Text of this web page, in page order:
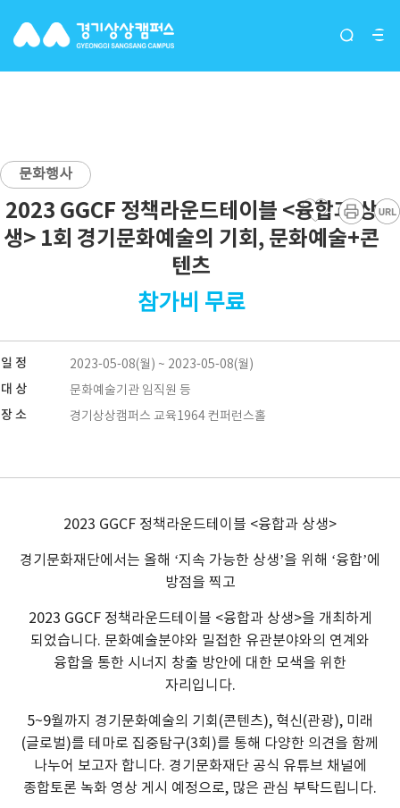
프로그램
문화행사
2023 GGCF 정책라운드테이블 <융합과 상
생> 1회 경기문화예술의 기회, 문화예술+콘
텐츠
참가비 무료
일 정 2023-05-08(월) ~ 2023-05-08(월)
대 상 문화예술기관 임직원 등
장 소 경기상상캠퍼스 교육1964 컨퍼런스홀
2023 GGCF 정책라운드테이블 <융합과 상생>
경기문화재단에서는 올해 ‘지속 가능한 상생’을 위해 ‘융합’에
방점을 찍고
2023 GGCF 정책라운드테이블 <융합과 상생>을 개최하게
되었습니다. 문화예술분야와 밀접한 유관분야와의 연계와
융합을 통한 시너지 창출 방안에 대한 모색을 위한
자리입니다.
5~9월까지 경기문화예술의 기회(콘텐츠), 혁신(관광), 미래
(글로벌)를 테마로 집중탐구(3회)를 통해 다양한 의견을 함께
나누어 보고자 합니다. 경기문화재단 공식 유튜브 채널에
종합토론 녹화 영상 게시 예정으로, 많은 관심 부탁드립니다.